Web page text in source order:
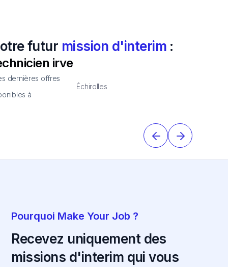
futur mission d'interim :
irve
dernières offres
à
Échirolles
Pourquoi Make Your Job ?
Recevez uniquement des
missions d'interim qui vous